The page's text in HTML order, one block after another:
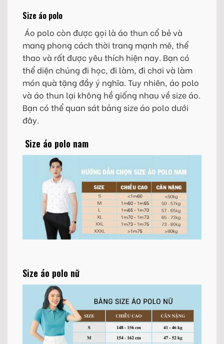
Size áo polo
Áo polo còn được gọi là áo thun cổ bẻ và
mang phong cách thời trang mạnh mẽ, thể
thao và rất được yêu thích hiện nay. Bạn có
thể diện chúng đi học, đi làm, đi chơi và làm
món quà tặng đầy ý nghĩa. Tuy nhiên, áo polo
và áo thun lại không hề giống nhau về size áo.
Bạn có thể quan sát bảng size áo polo dưới
đây.
Size áo polo nam
Size áo polo nữ